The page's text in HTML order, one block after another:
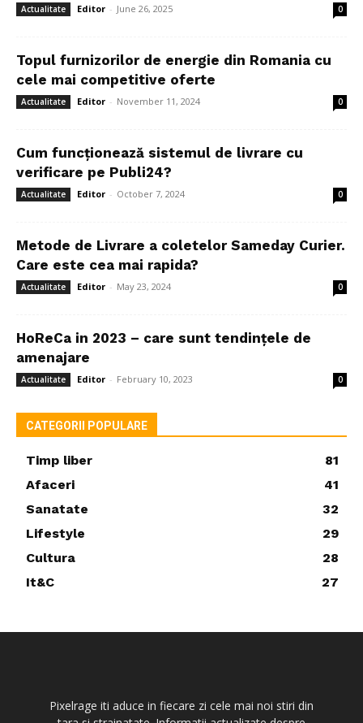
Actualitate Editor - June 26, 2025 0
Topul furnizorilor de energie din Romania cu
cele mai competitive oferte
Actualitate Editor - November 11, 2024 0
Cum funcționează sistemul de livrare cu
verificare pe Publi24?
Actualitate Editor - October 7, 2024 0
Metode de Livrare a coletelor Sameday Curier.
Care este cea mai rapida?
Actualitate Editor - May 23, 2024 0
HoReCa in 2023 – care sunt tendințele de
amenajare
Actualitate Editor - February 10, 2023 0
CATEGORII POPULARE
Timp liber
81
Afaceri
41
Sanatate
32
Lifestyle
29
Cultura
28
It&C
27
Pixelrage iti aduce in fiecare zi cele mai noi stiri din